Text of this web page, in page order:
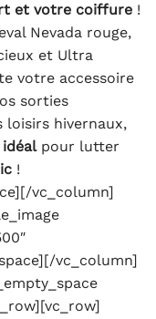
et votre coiffure !
Nevada rouge,
et Ultra
votre accessoire
sorties
loisirs hivernaux,
pour lutter
!
vc_column]
vc_column]